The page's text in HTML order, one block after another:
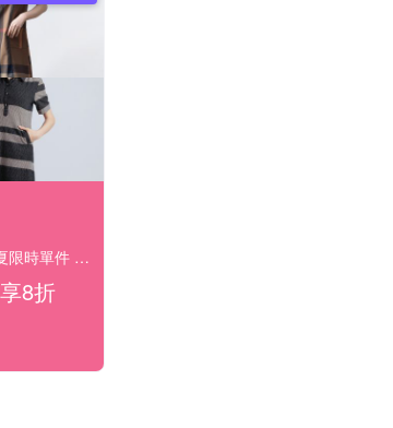
MEDUSA 春夏限時單件 9 折 兩件 8 折
8折